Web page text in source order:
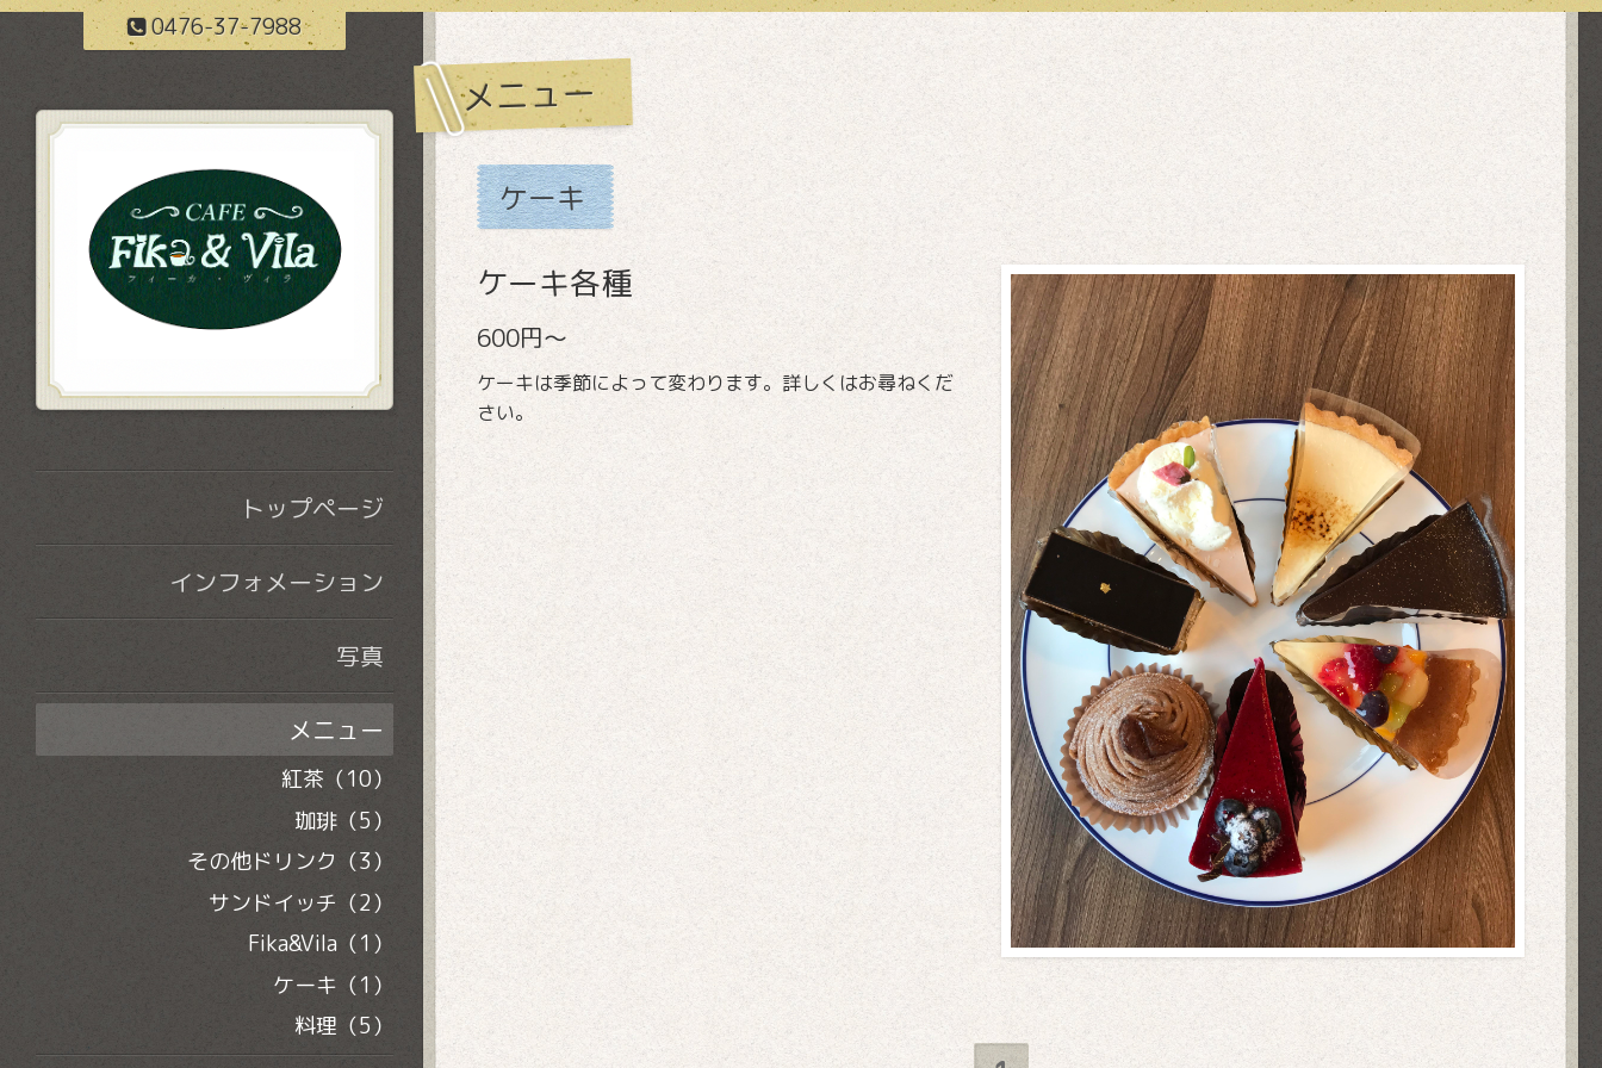
0476-37-7988
メニュー
ケーキ
ケーキ各種
600円～
ケーキは季節によって変わります。詳しくはお尋ねくだ
さい。
トップページ
インフォメーション
写真
メニュー
紅茶（10）
珈琲（5）
その他ドリンク（3）
サンドイッチ（2）
Fika&Vila（1）
ケーキ（1）
料理（5）